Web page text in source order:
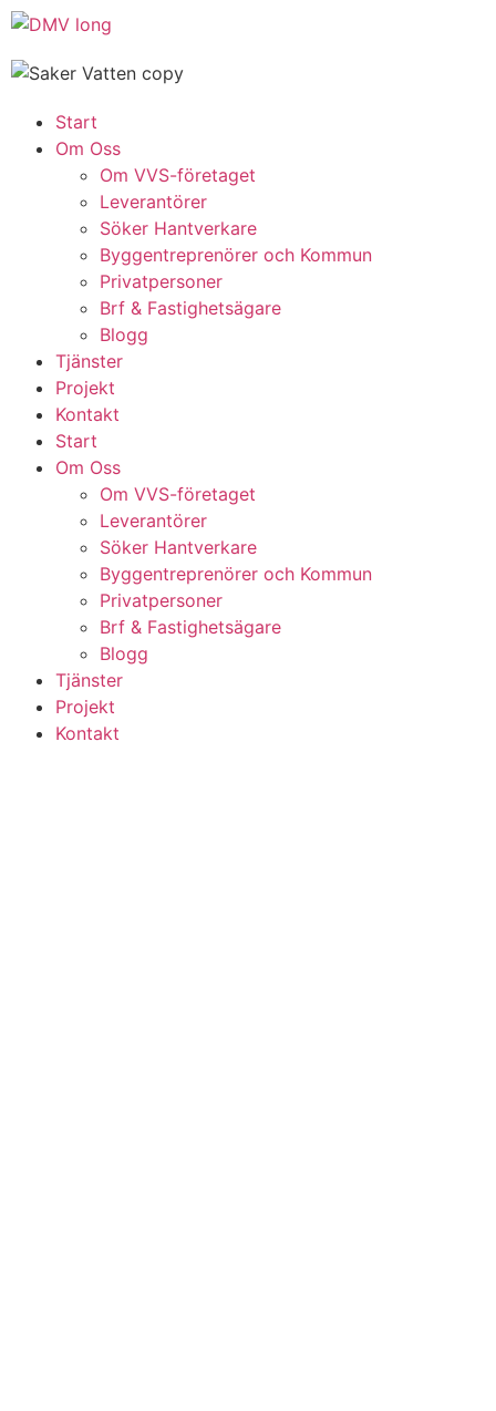
Start
Om Oss
Om VVS-företaget
Leverantörer
Söker Hantverkare
Byggentreprenörer och Kommun
Privatpersoner
Brf & Fastighetsägare
Blogg
Tjänster
Projekt
Kontakt
Start
Om Oss
Om VVS-företaget
Leverantörer
Söker Hantverkare
Byggentreprenörer och Kommun
Privatpersoner
Brf & Fastighetsägare
Blogg
Tjänster
Projekt
Kontakt